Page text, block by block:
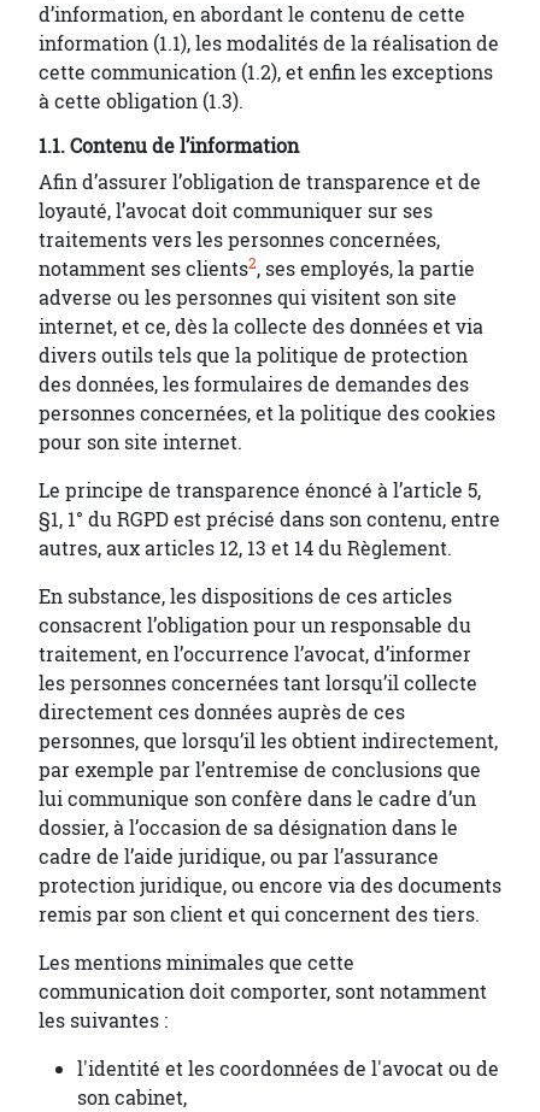
d’information, en abordant le contenu de cette
information (1.1), les modalités de la réalisation de
cette communication (1.2), et enfin les exceptions
à cette obligation (1.3).
1.1. Contenu de l’information
Afin d’assurer l’obligation de transparence et de
loyauté, l’avocat doit communiquer sur ses
traitements vers les personnes concernées,
notamment ses clients2, ses employés, la partie
adverse ou les personnes qui visitent son site
internet, et ce, dès la collecte des données et via
divers outils tels que la politique de protection
des données, les formulaires de demandes des
personnes concernées, et la politique des cookies
pour son site internet.
Le principe de transparence énoncé à l’article 5,
§1, 1° du RGPD est précisé dans son contenu, entre
autres, aux articles 12, 13 et 14 du Règlement.
En substance, les dispositions de ces articles
consacrent l’obligation pour un responsable du
traitement, en l’occurrence l’avocat, d’informer
les personnes concernées tant lorsqu’il collecte
directement ces données auprès de ces
personnes, que lorsqu’il les obtient indirectement,
par exemple par l’entremise de conclusions que
lui communique son confère dans le cadre d’un
dossier, à l’occasion de sa désignation dans le
cadre de l’aide juridique, ou par l’assurance
protection juridique, ou encore via des documents
remis par son client et qui concernent des tiers.
Les mentions minimales que cette
communication doit comporter, sont notamment
les suivantes :
l'identité et les coordonnées de l'avocat ou de
son cabinet,